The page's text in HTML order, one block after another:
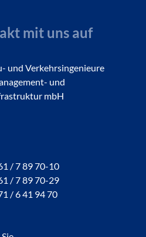
mit uns auf
und Verkehrsingenieure
und
mbH
/ 7 89 70-10
/ 7 89 70-29
/ 6 41 94 70